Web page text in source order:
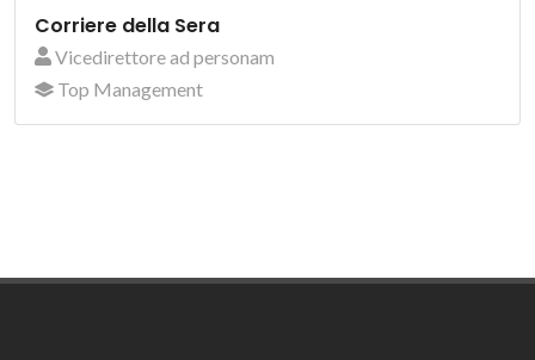
Corriere della Sera
Vicedirettore ad personam
Top Management